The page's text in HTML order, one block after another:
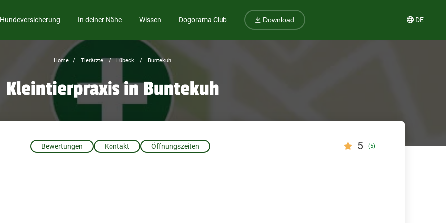
Hundeversicherung In deiner Nähe Wissen Dogorama Club Download DE
Home Tierärzte Lübeck Buntekuh
Kleintierpraxis in Buntekuh
5 (5)
Bewertungen Kontakt Öffnungszeiten